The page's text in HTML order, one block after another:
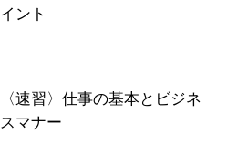
イント
〈速習〉仕事の基本とビジネ
スマナー